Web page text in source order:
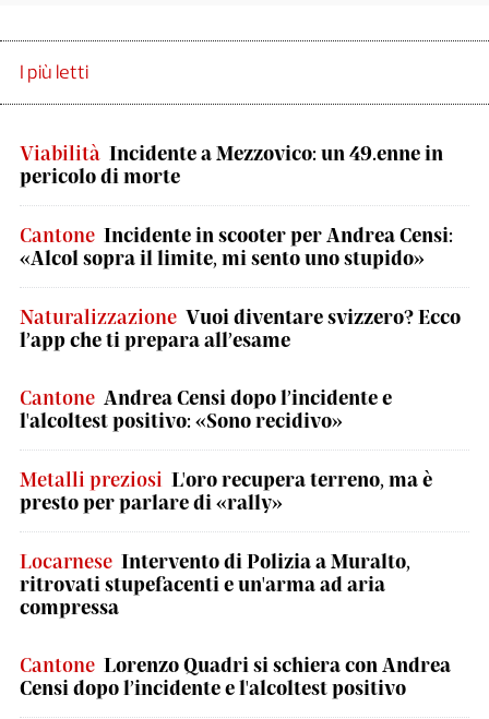
I più letti
Viabilità Incidente a Mezzovico: un 49.enne in
pericolo di morte
Cantone Incidente in scooter per Andrea Censi:
«Alcol sopra il limite, mi sento uno stupido»
Naturalizzazione Vuoi diventare svizzero? Ecco
l’app che ti prepara all’esame
Cantone Andrea Censi dopo l’incidente e
l'alcoltest positivo: «Sono recidivo»
Metalli preziosi L'oro recupera terreno, ma è
presto per parlare di «rally»
Locarnese Intervento di Polizia a Muralto,
ritrovati stupefacenti e un'arma ad aria
compressa
Cantone Lorenzo Quadri si schiera con Andrea
Censi dopo l’incidente e l'alcoltest positivo